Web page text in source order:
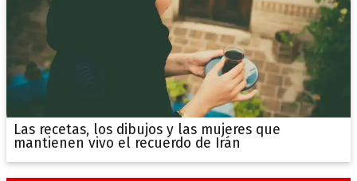
Las recetas, los dibujos y las mujeres que
mantienen vivo el recuerdo de Irán